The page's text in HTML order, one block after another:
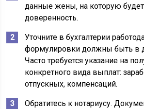
данные жены, на которую
доверенность.
Уточните в бухгалтерии
формулировки должны быть в
Часто требуется указание на
конкретного вида выплат:
отпускных, компенсаций.
Обратитесь к нотариусу.